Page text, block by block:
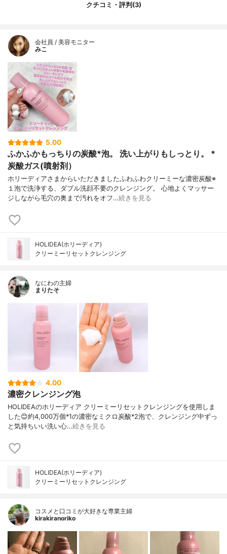
クチコミ・評判(3)
会社員 / 美容モニター
みこ
5.00
ふかふかもっちりの炭酸*泡。 洗い上がりもしっとり。 *
炭酸ガス(噴射剤）
ホリーディアさまからいただきましたふわふわクリーミーな濃密炭酸※
１泡で洗浄する、ダブル洗顔不要のクレンジング。 心地よくマッサー
ジしながら毛穴の奥まで汚れをオフ…続きを見る
HOLIDEA(ホリーディア)
クリーミーリセットクレンジング
なにわの主婦
まりたそ
4.00
濃密クレンジング泡
HOLIDEAのホリーディア クリーミーリセットクレンジングを使用しま
した😊約4,000万個*1の濃密なミクロ炭酸*2泡で、クレンジング中ずっ
と気持ちいい洗い心…続きを見る
HOLIDEA(ホリーディア)
クリーミーリセットクレンジング
コスメと口コミが大好きな専業主婦
kirakiranoriko